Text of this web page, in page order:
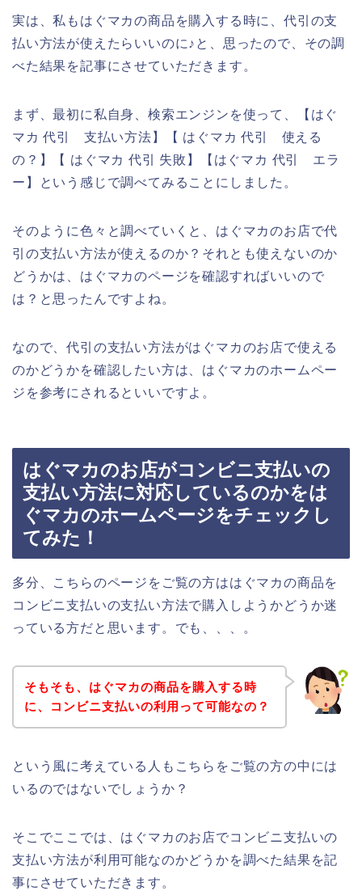
実は、私もはぐマカの商品を購入する時に、代引の支
払い方法が使えたらいいのに♪と、思ったので、その調
べた結果を記事にさせていただきます。
まず、最初に私自身、検索エンジンを使って、【はぐ
マカ 代引 支払い方法】【 はぐマカ 代引 使える
の？】【 はぐマカ 代引 失敗】【はぐマカ 代引 エラ
ー】という感じで調べてみることにしました。
そのように色々と調べていくと、はぐマカのお店で代
引の支払い方法が使えるのか？それとも使えないのか
どうかは、はぐマカのページを確認すればいいので
は？と思ったんですよね。
なので、代引の支払い方法がはぐマカのお店で使える
のかどうかを確認したい方は、はぐマカのホームペー
ジを参考にされるといいですよ。
はぐマカのお店がコンビニ支払いの
支払い方法に対応しているのかをは
ぐマカのホームページをチェックし
てみた！
多分、こちらのページをご覧の方ははぐマカの商品を
コンビニ支払いの支払い方法で購入しようかどうか迷
っている方だと思います。でも、、、。
そもそも、はぐマカの商品を購入する時
に、コンビニ支払いの利用って可能なの？
という風に考えている人もこちらをご覧の方の中には
いるのではないでしょうか？
そこでここでは、はぐマカのお店でコンビニ支払いの
支払い方法が利用可能なのかどうかを調べた結果を記
事にさせていただきます。